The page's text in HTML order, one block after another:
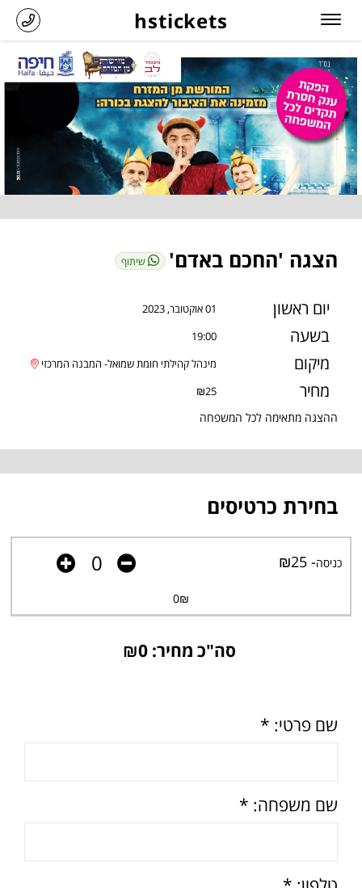
hstickets
הצגה 'החכם באדם' שיתוף
יום ראשון 01 אוקטובר, 2023
בשעה 19:00
מיקום מינהל קהילתי חומת שמואל- המבנה המרכזי
מחיר ₪25
ההצגה מתאימה לכל המשפחה
בחירת כרטיסים
כניסה- ₪25
₪
0
סה"כ מחיר: ₪0
שם פרטי: *
שם משפחה: *